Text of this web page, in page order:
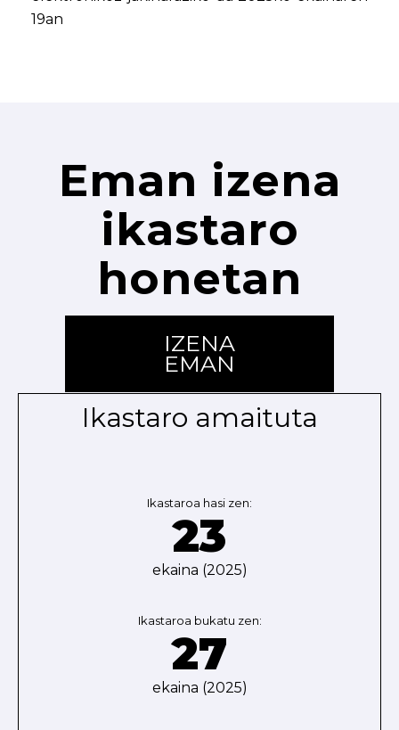
19an
Eman izena
ikastaro
honetan
IZENA
EMAN
Ikastaro amaituta
Ikastaroa hasi zen:
23
ekaina (2025)
Ikastaroa bukatu zen:
27
ekaina (2025)